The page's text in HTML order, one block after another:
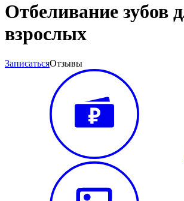
Отбеливание зубов
взрослых
ЗаписатьсяОтзывы